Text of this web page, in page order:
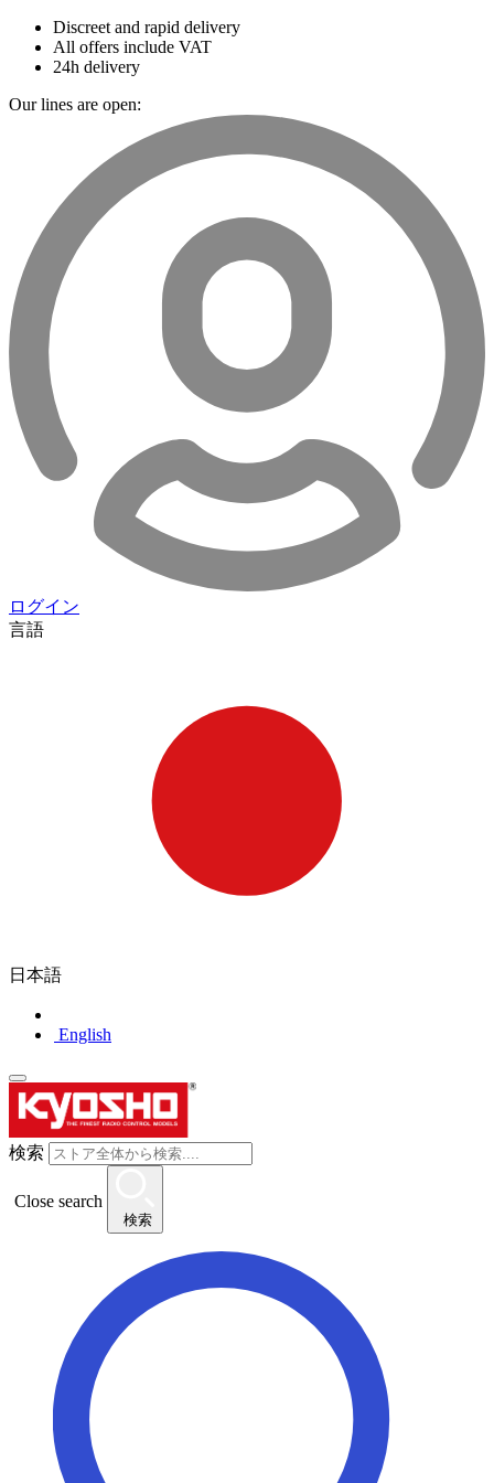
Discreet and rapid delivery
All offers include VAT
24h delivery
Our lines are open:
ログイン
言語
日本語
English
検索
Close search
検索